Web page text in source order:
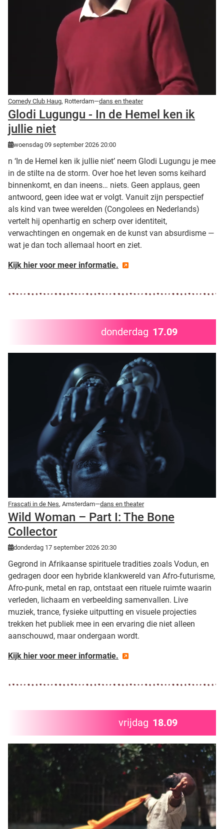
Comedy Club Haug, Rotterdam—dans en theater
Glodi Lugungu - In de Hemel ken ik
jullie niet
woensdag 09 september 2026 20:00
n ‘In de Hemel ken ik jullie niet’ neem Glodi Lugungu je mee
in de stilte na de storm. Over hoe het leven soms keihard
binnenkomt, en dan ineens… niets. Geen applaus, geen
antwoord, geen idee wat er volgt. Vanuit zijn perspectief
als kind van twee werelden (Congolees en Nederlands)
vertelt hij openhartig en scherp over identiteit,
verwachtingen en ongemak en de kunst van absurdisme —
wat je dan toch allemaal hoort en ziet.
Kijk hier voor meer informatie.
donderdag 17.09
Frascati in de Nes, Amsterdam—dans en theater
Wild Woman – Part I: The Bone
Collector
donderdag 17 september 2026 20:30
Gegrond in Afrikaanse spirituele tradities zoals Vodun, en
gedragen door een hybride klankwereld van Afro-futurisme,
Afro-punk, metal en rap, ontstaat een rituele ruimte waarin
verleden, lichaam en verbeelding samenvallen. Live
muziek, trance, fysieke uitputting en visuele projecties
trekken het publiek mee in een ervaring die niet alleen
aanschouwd, maar ondergaan wordt.
Kijk hier voor meer informatie.
vrijdag 18.09